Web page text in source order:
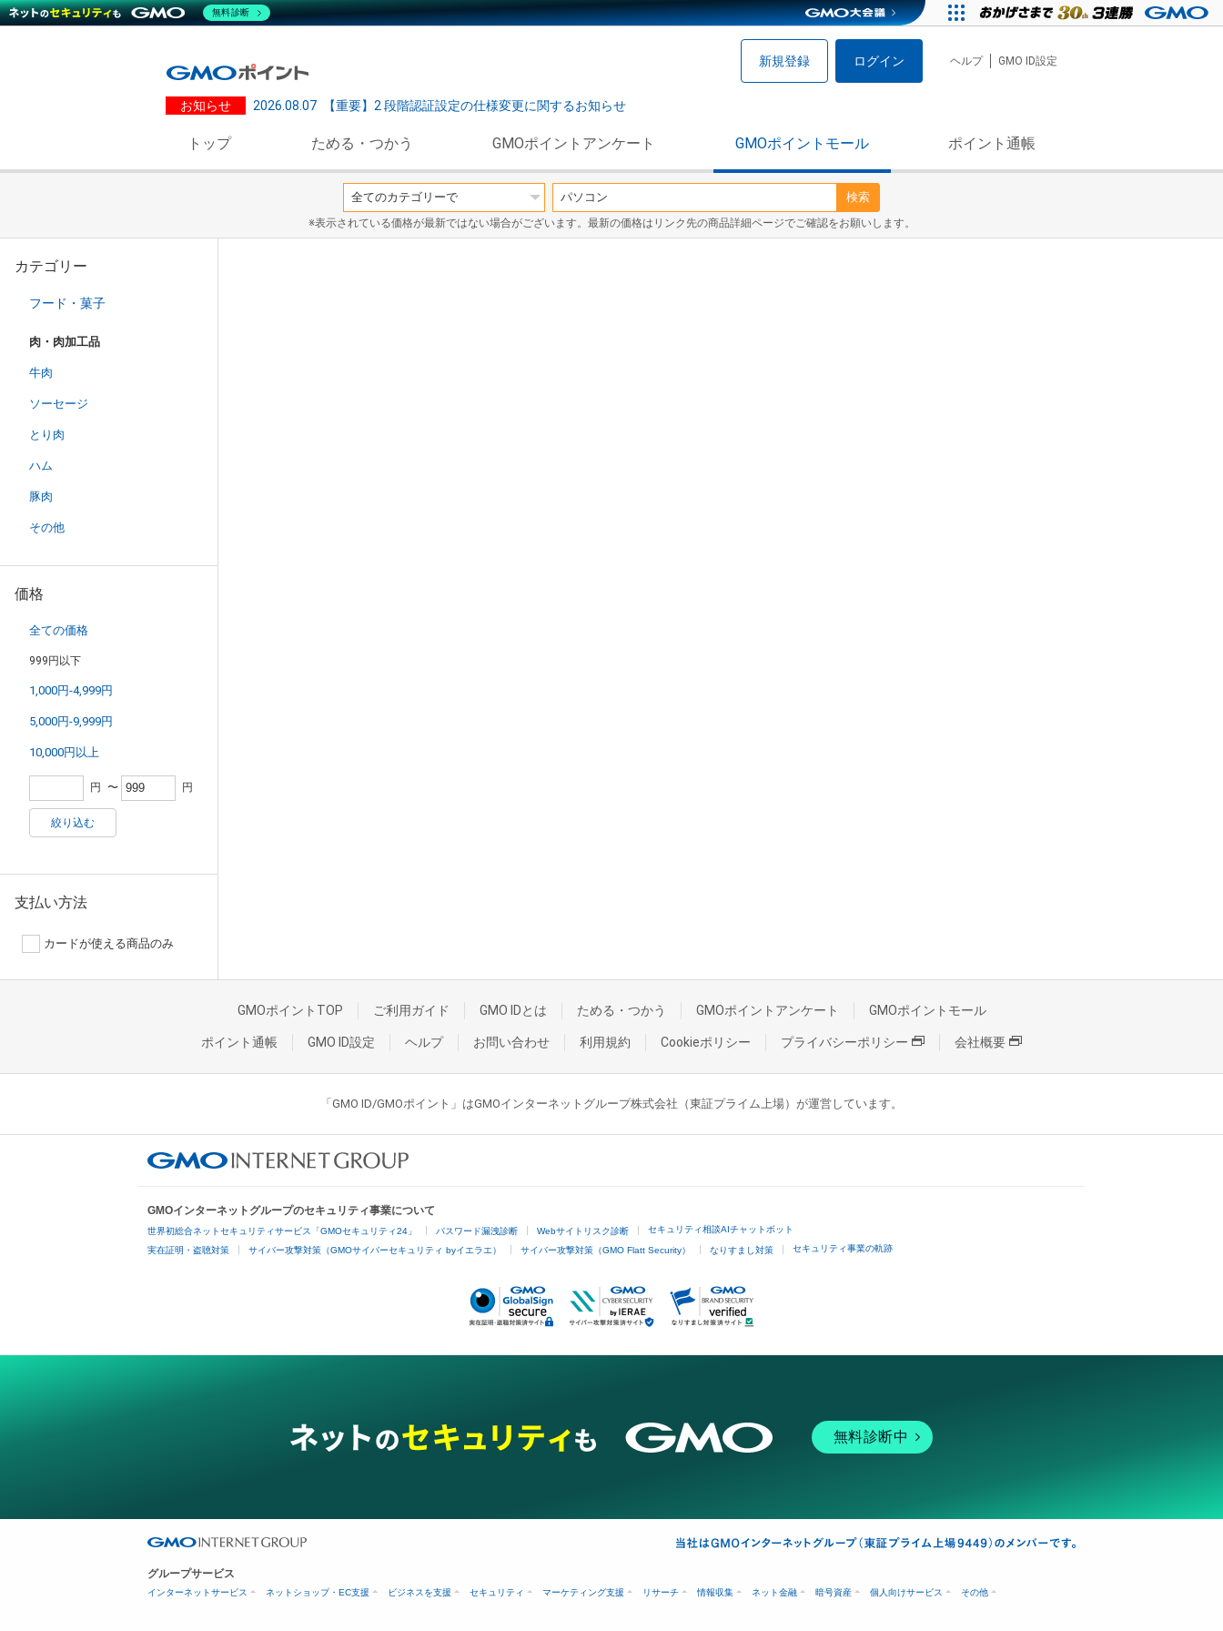
新規登録 ログイン ヘルプ GMO ID設定
お知らせ 2026.08.07 【重要】2 段階認証設定の仕様変更に関するお知らせ
トップ ためる・つかう GMOポイントアンケート GMOポイントモール ポイント通帳
検索
※表示されている価格が最新ではない場合がございます。最新の価格はリンク先の商品詳細ページでご確認をお願いします。
カテゴリー
フード・菓子
肉・肉加工品
牛肉
ソーセージ
とり肉
ハム
豚肉
その他
価格
全ての価格
999円以下
1,000円-4,999円
5,000円-9,999円
10,000円以上
円 〜 円
絞り込む
支払い方法
カードが使える商品のみ
GMOポイントTOP ご利用ガイド GMO IDとは ためる・つかう GMOポイントアンケート GMOポイントモール
ポイント通帳 GMO ID設定 ヘルプ お問い合わせ 利用規約 Cookieポリシー プライバシーポリシー 会社概要
「GMO ID/GMOポイント」はGMOインターネットグループ株式会社（東証プライム上場）が運営しています。
GMOインターネットグループのセキュリティ事業について
世界初総合ネットセキュリティサービス「GMOセキュリティ24」 パスワード漏洩診断 Webサイトリスク診断 セキュリティ相談AIチャットボット
実在証明・盗聴対策 サイバー攻撃対策（GMOサイバーセキュリティ byイエラエ） サイバー攻撃対策（GMO Flatt Security） なりすまし対策 セキュリティ事業の軌跡
無料診断中
グループサービス
インターネットサービス ネットショップ・EC支援 ビジネスを支援 セキュリティ マーケティング支援 リサーチ 情報収集 ネット金融 暗号資産 個人向けサービス その他
無料診断